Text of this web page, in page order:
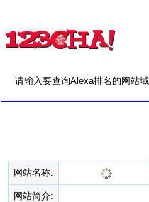
请输入要查询Alexa排名的网站
网站名称:
网站简介: